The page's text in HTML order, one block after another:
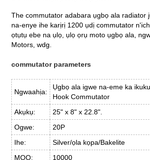
The commutator adabara ụgbọ ala radiator
na-enye ihe karịrị 1200 ụdị commutator
ọtụtụ ebe na ụlọ, ụlọ ọrụ moto ụgbọ ala,
Motors, wdg.
commutator parameters
Ngwaahịa:
Ụgbọ ala igwe na-eme ka
Hook Commutator
Akụkụ:
25" x 8" x 22.8".
Ogwe:
20P
Ihe:
Silver/ọla kọpa/Bakelite
MOQ:
10000